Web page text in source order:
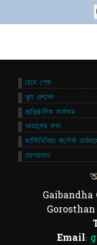
Email:
হোম পেজ
স্কুল প্রশাসন
প্রাতিষ্ঠানিক কার্যকম
আমাদের কথা
মাল্টিমিডিয়া কন্টেন্ট
যোগাযোগ